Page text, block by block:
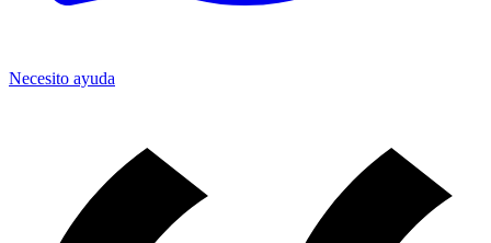
Necesito ayuda